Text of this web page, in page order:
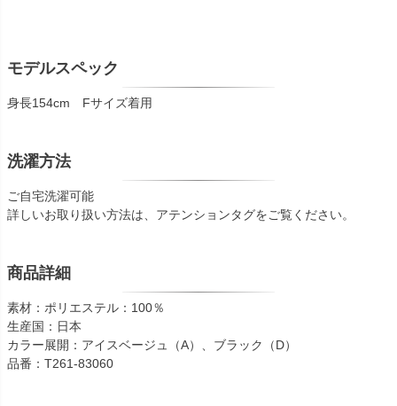
モデルスペック
身長154cm Fサイズ着用
洗濯方法
ご自宅洗濯可能
詳しいお取り扱い方法は、アテンションタグをご覧ください。
商品詳細
素材：ポリエステル：100％
生産国：日本
カラー展開：アイスベージュ（A）、ブラック（D）
品番：T261-83060